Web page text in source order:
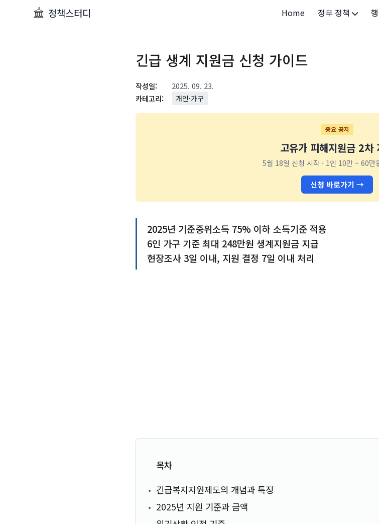
정책스터디 Home 정부 정책
세
기
긴급 생계 지원금 신청 가이드
작성일:
2025. 09. 23.
카테고리:
개인·가구
중요 공지
고유가 피해지원금 2차
5월 18일 신청 시작 · 1인 10만 ~ 60만
신청 바로가기 →
2025년 기준중위소득 75% 이하 소득기준 적용
6인 가구 기준 최대 248만원 생계지원금 지급
현장조사 3일 이내, 지원 결정 7일 이내 처리
목차
긴급복지지원제도의 개념과 특징
2025년 지원 기준과 금액